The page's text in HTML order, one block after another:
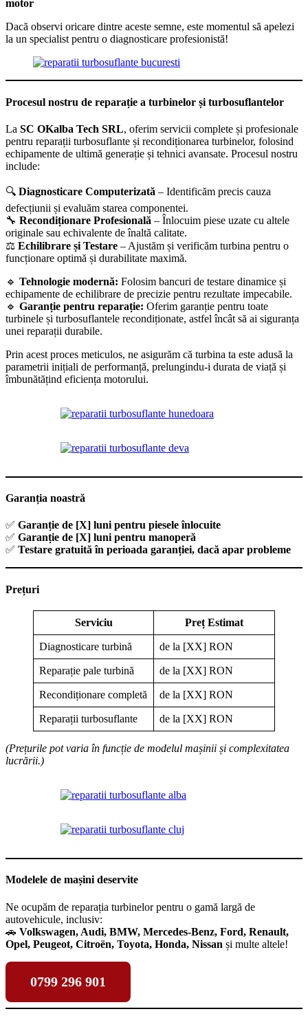
motor
Dacă observi oricare dintre aceste semne, este momentul să apelezi
la un specialist pentru o diagnosticare profesionistă!
Procesul nostru de reparație a turbinelor și turbosuflantelor
La SC OKalba Tech SRL, oferim servicii complete și profesionale
pentru reparații turbosuflante și recondiționarea turbinelor, folosind
echipamente de ultimă generație și tehnici avansate. Procesul nostru
include:
🔍 Diagnosticare Computerizată – Identificăm precis cauza
defecțiunii și evaluăm starea componentei.
🔧 Recondiționare Profesională – Înlocuim piese uzate cu altele
originale sau echivalente de înaltă calitate.
⚖️ Echilibrare și Testare – Ajustăm și verificăm turbina pentru o
funcționare optimă și durabilitate maximă.
🔹 Tehnologie modernă: Folosim bancuri de testare dinamice și
echipamente de echilibrare de precizie pentru rezultate impecabile.
🔹 Garanție pentru reparație: Oferim garanție pentru toate
turbinele și turbosuflantele recondiționate, astfel încât să ai siguranța
unei reparații durabile.
Prin acest proces meticulos, ne asigurăm că turbina ta este adusă la
parametrii inițiali de performanță, prelungindu-i durata de viață și
îmbunătățind eficiența motorului.
Garanția noastră
✅ Garanție de [X] luni pentru piesele înlocuite
✅ Garanție de [X] luni pentru manoperă
✅ Testare gratuită în perioada garanției, dacă apar probleme
Prețuri
Serviciu Preț Estimat
Diagnosticare turbină de la [XX] RON
Reparație pale turbină de la [XX] RON
Recondiționare completă de la [XX] RON
Reparații turbosuflante de la [XX] RON
(Prețurile pot varia în funcție de modelul mașinii și complexitatea
lucrării.)
Modelele de mașini deservite
Ne ocupăm de reparația turbinelor pentru o gamă largă de
autovehicule, inclusiv:
🚗 Volkswagen, Audi, BMW, Mercedes-Benz, Ford, Renault,
Opel, Peugeot, Citroën, Toyota, Honda, Nissan și multe altele!
0799 296 901